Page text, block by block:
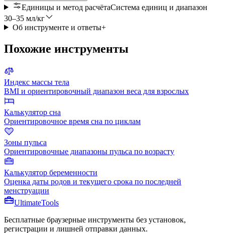
Единицы и метод расчётаСистема единиц и диапазон
30–35 мл/кг
Об инструменте и ответы+
Похожие инструменты
Индекс массы тела
BMI и ориентировочный диапазон веса для взрослых
Калькулятор сна
Ориентировочное время сна по циклам
Зоны пульса
Ориентировочные диапазоны пульса по возрасту
Калькулятор беременности
Оценка даты родов и текущего срока по последней
менструации
UltimateTools
Бесплатные браузерные инструменты без установок,
регистрации и лишней отправки данных.